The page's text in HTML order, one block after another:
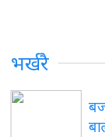
भर्खरै